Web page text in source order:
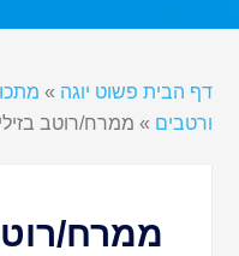
דף הבית פשוט יוגה »
ורטבים » ממרח/רוטב
ממרח/